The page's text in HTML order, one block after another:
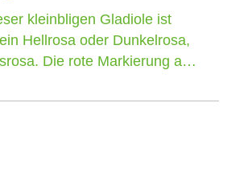
kleinbligen Gladiole ist
Hellrosa oder Dunkelrosa,
Die rote Markierung a…